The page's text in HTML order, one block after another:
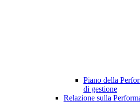
Piano della
di gestione
Relazione sulla